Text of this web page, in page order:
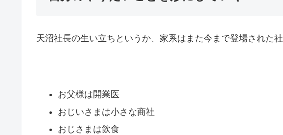
天沼社長の生い立ちというか、家系はまた今まで登場された
お父様は開業医
おじいさまは小さな商社
おじさまは飲食